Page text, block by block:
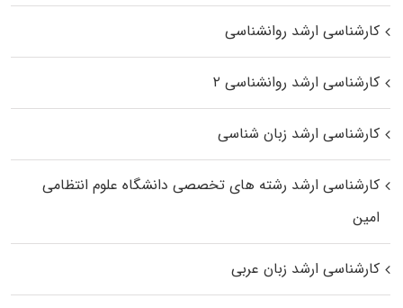
کارشناسی ارشد روانشناسی
کارشناسی ارشد روانشناسی ۲
کارشناسی ارشد زبان شناسی
کارشناسی ارشد رﺷﺘﻪ ﻫﺎی تخصصی داﻧﺸﮕﺎه ﻋﻠﻮم انتظامی
اﻣﻴﻦ
کارشناسی ارشد زبان عربی